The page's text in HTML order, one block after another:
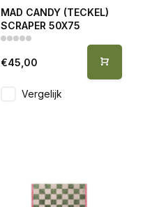
MAD CANDY (TECKEL)
SCRAPER 50X75
€45,00
Vergelijk